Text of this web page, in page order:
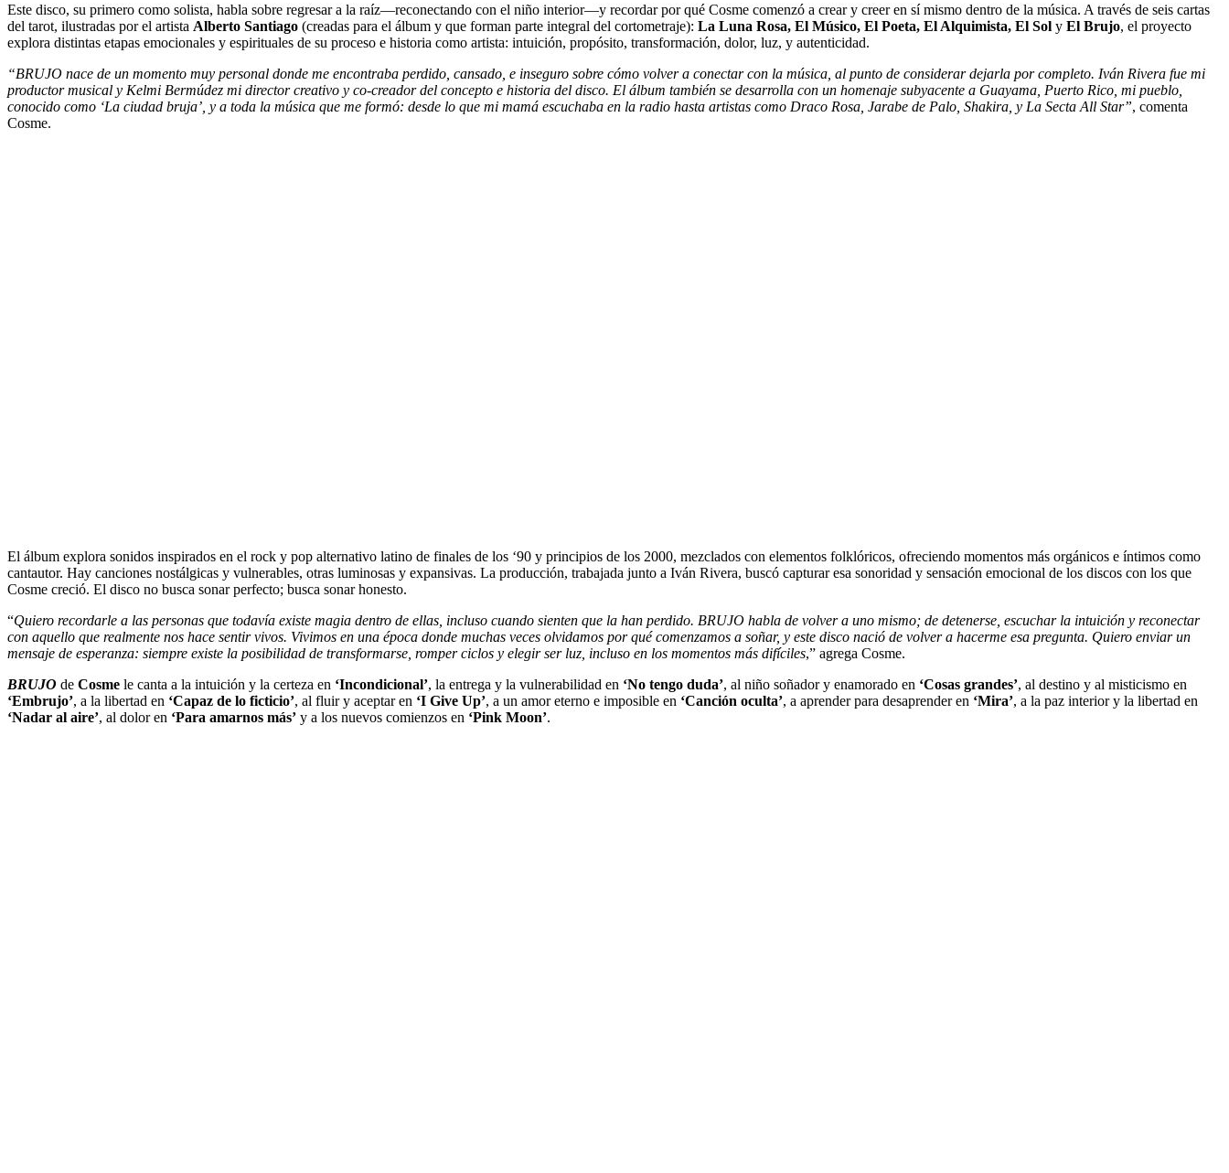
Este disco, su primero como solista, habla sobre regresar a la raíz––reconectando con el niño interior––y recordar por qué Cosme comenzó a crear y creer en sí mismo dentro de la música. A través de seis cartas
del tarot, ilustradas por el artista Alberto Santiago (creadas para el álbum y que forman parte integral del cortometraje): La Luna Rosa, El Músico, El Poeta, El Alquimista, El Sol y El Brujo, el proyecto
explora distintas etapas emocionales y espirituales de su proceso e historia como artista: intuición, propósito, transformación, dolor, luz, y autenticidad.
“BRUJO nace de un momento muy personal donde me encontraba perdido, cansado, e inseguro sobre cómo volver a conectar con la música, al punto de considerar dejarla por completo. Iván Rivera fue mi
productor musical y Kelmi Bermúdez mi director creativo y co-creador del concepto e historia del disco. El álbum también se desarrolla con un homenaje subyacente a Guayama, Puerto Rico, mi pueblo,
conocido como ‘La ciudad bruja’, y a toda la música que me formó: desde lo que mi mamá escuchaba en la radio hasta artistas como Draco Rosa, Jarabe de Palo, Shakira, y La Secta All Star”, comenta
Cosme.
El álbum explora sonidos inspirados en el rock y pop alternativo latino de finales de los ‘90 y principios de los 2000, mezclados con elementos folklóricos, ofreciendo momentos más orgánicos e íntimos como
cantautor. Hay canciones nostálgicas y vulnerables, otras luminosas y expansivas. La producción, trabajada junto a Iván Rivera, buscó capturar esa sonoridad y sensación emocional de los discos con los que
Cosme creció. El disco no busca sonar perfecto; busca sonar honesto.
“Quiero recordarle a las personas que todavía existe magia dentro de ellas, incluso cuando sienten que la han perdido. BRUJO habla de volver a uno mismo; de detenerse, escuchar la intuición y reconectar
con aquello que realmente nos hace sentir vivos. Vivimos en una época donde muchas veces olvidamos por qué comenzamos a soñar, y este disco nació de volver a hacerme esa pregunta. Quiero enviar un
mensaje de esperanza: siempre existe la posibilidad de transformarse, romper ciclos y elegir ser luz, incluso en los momentos más difíciles,” agrega Cosme.
BRUJO de Cosme le canta a la intuición y la certeza en ‘Incondicional’, la entrega y la vulnerabilidad en ‘No tengo duda’, al niño soñador y enamorado en ‘Cosas grandes’, al destino y al misticismo en
‘Embrujo’, a la libertad en ‘Capaz de lo ficticio’, al fluir y aceptar en ‘I Give Up’, a un amor eterno e imposible en ‘Canción oculta’, a aprender para desaprender en ‘Mira’, a la paz interior y la libertad en
‘Nadar al aire’, al dolor en ‘Para amarnos más’ y a los nuevos comienzos en ‘Pink Moon’.